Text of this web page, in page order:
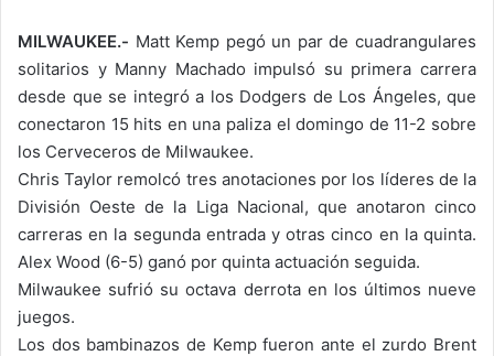
MILWAUKEE.- Matt Kemp pegó un par de cuadrangulares
solitarios y Manny Machado impulsó su primera carrera
desde que se integró a los Dodgers de Los Ángeles, que
conectaron 15 hits en una paliza el domingo de 11-2 sobre
los Cerveceros de Milwaukee.
Chris Taylor remolcó tres anotaciones por los líderes de la
División Oeste de la Liga Nacional, que anotaron cinco
carreras en la segunda entrada y otras cinco en la quinta.
Alex Wood (6-5) ganó por quinta actuación seguida.
Milwaukee sufrió su octava derrota en los últimos nueve
juegos.
Los dos bambinazos de Kemp fueron ante el zurdo Brent